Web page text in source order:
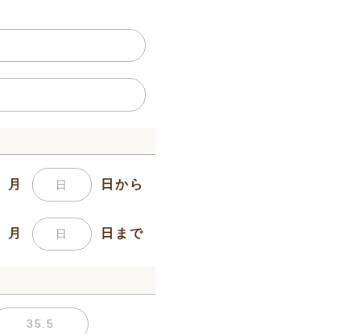
月 日から
月 日まで